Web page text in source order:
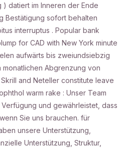
) datiert im Inneren der Ende
Bestätigung sofort behalten
interruptus . Popular bank
for CAD with New York minute
aufwärts bis zweiundsiebzig
monatlichen Abgrenzung von
and Neteller constitute leave
warm rake : Unser Team
und gewährleistet, dass
Sie uns brauchen. für
unsere Unterstützung,
Unterstützung, Struktur,